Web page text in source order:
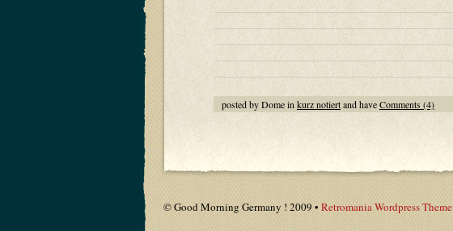
posted by Dome in kurz notiertand haveComments (4)
© Good Morning Germany ! 2009 • Retromania Wordpress Theme